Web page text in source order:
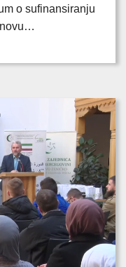
o sufinansiranju